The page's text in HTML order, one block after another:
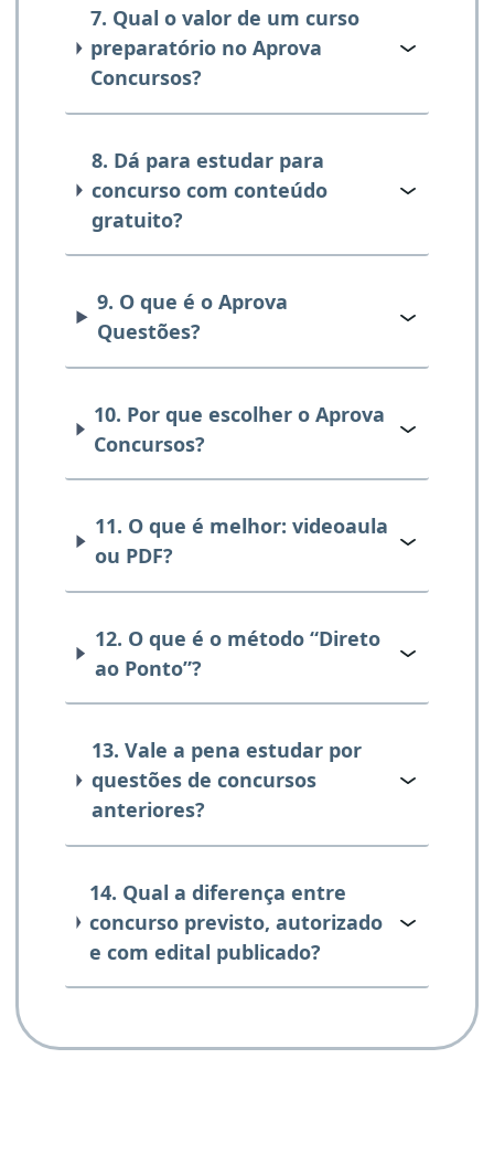
7. Qual o valor de um curso
preparatório no Aprova
Concursos?
8. Dá para estudar para
concurso com conteúdo
gratuito?
9. O que é o Aprova
Questões?
10. Por que escolher o Aprova
Concursos?
11. O que é melhor: videoaula
ou PDF?
12. O que é o método “Direto
ao Ponto”?
13. Vale a pena estudar por
questões de concursos
anteriores?
14. Qual a diferença entre
concurso previsto, autorizado
e com edital publicado?